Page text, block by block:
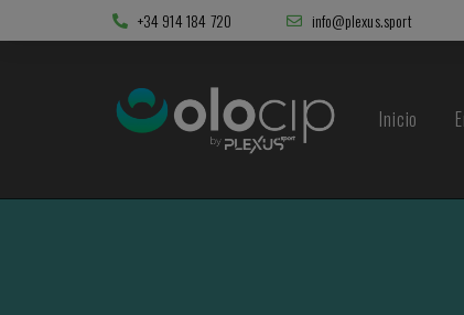
+34 914 184 720 info@plexus.sport
Inicio